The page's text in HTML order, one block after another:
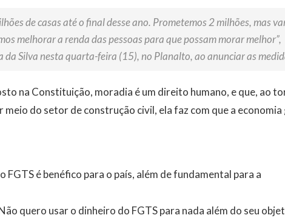
de casas até o final desse ano. Prometemos 2 milhões, mas
melhorar a renda das pessoas para que possam morar melhor”,
da Silva nesta quarta-feira (15), no Planalto, ao anunciar as
na Constituição, moradia é um direito humano, e que, ao
do setor de construção civil, ela faz com que a economia
FGTS é benéfico para o país, além de fundamental para a
quero usar o dinheiro do FGTS para nada além do seu